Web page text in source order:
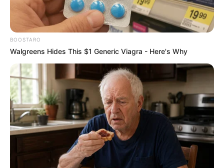
BOOSTARO
Walgreens Hides This $1 Generic Viagra - Here's Why